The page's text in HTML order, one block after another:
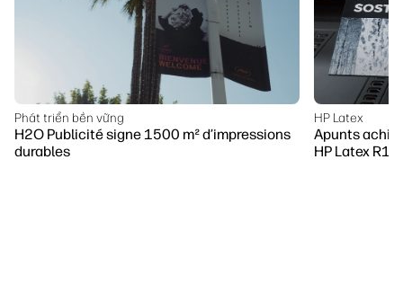
Phát triển bền vững
H2O Publicité signe 1500 m² d’impressions
durables
HP Latex
Apunts
HP Latex